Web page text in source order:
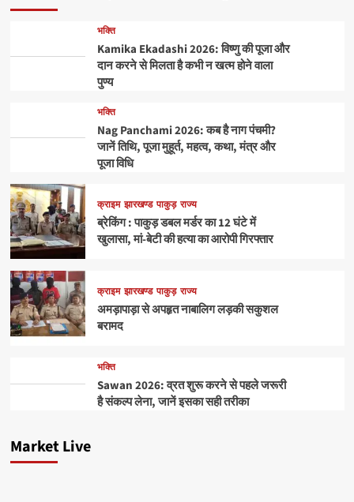
भक्ति
Kamika Ekadashi 2026: विष्णु की पूजा और
दान करने से मिलता है कभी न खत्म होने वाला
पुण्य
भक्ति
Nag Panchami 2026: कब है नाग पंचमी?
जानें तिथि, पूजा मुहूर्त, महत्व, कथा, मंत्र और
पूजा विधि
क्राइम झारखण्ड पाकुड़ राज्य
ब्रेकिंग : पाकुड़ डबल मर्डर का 12 घंटे में
खुलासा, मां-बेटी की हत्या का आरोपी गिरफ्तार
क्राइम झारखण्ड पाकुड़ राज्य
अमड़ापाड़ा से अपहृत नाबालिग लड़की सकुशल
बरामद
भक्ति
Sawan 2026: व्रत शुरू करने से पहले जरूरी
है संकल्प लेना, जानें इसका सही तरीका
Market Live